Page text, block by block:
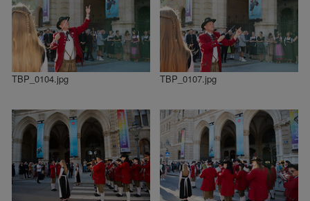
TBP_0104.jpg TBP_0107.jpg